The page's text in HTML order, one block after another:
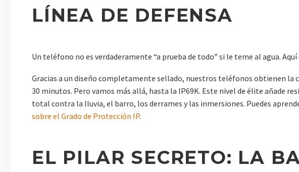
LÍNEA DE DEFENSA
Un teléfono no es verdaderamente “a prueba de todo” si le teme al agua.
Gracias a un diseño completamente sellado, nuestros teléfonos obtienen la
30 minutos. Pero vamos más allá, hasta la IP69K. Este nivel de élite añade
total contra la lluvia, el barro, los derrames y las inmersiones. Puedes
sobre el Grado de Protección IP.
EL PILAR SECRETO: LA